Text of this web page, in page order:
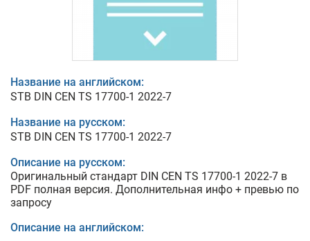
Название на английском:
STB DIN CEN TS 17700-1 2022-7
Название на русском:
STB DIN CEN TS 17700-1 2022-7
Описание на русском:
Оригинальный стандарт DIN CEN TS 17700-1 2022-7 в
PDF полная версия. Дополнительная инфо + превью по
запросу
Описание на английском: